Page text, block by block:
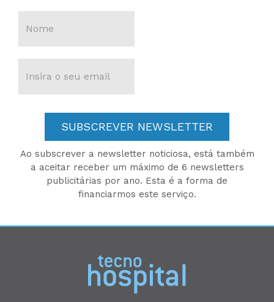
SUBSCREVER NEWSLETTER
Ao subscrever a newsletter noticiosa, está também
a aceitar receber um máximo de 6 newsletters
publicitárias por ano. Esta é a forma de
financiarmos este serviço.